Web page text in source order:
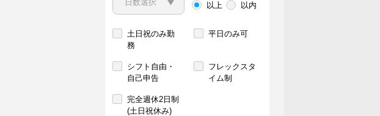
以上 以内
土日祝のみ勤
務
平日のみ可
シフト自由・
自己申告
フレックスタ
イム制
完全週休2日制
(土日祝休み)